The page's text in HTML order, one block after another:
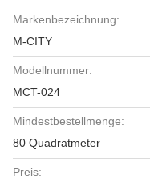
Markenbezeichnung:
M-CITY
Modellnummer:
MCT-024
Mindestbestellmenge:
80 Quadratmeter
Preis: